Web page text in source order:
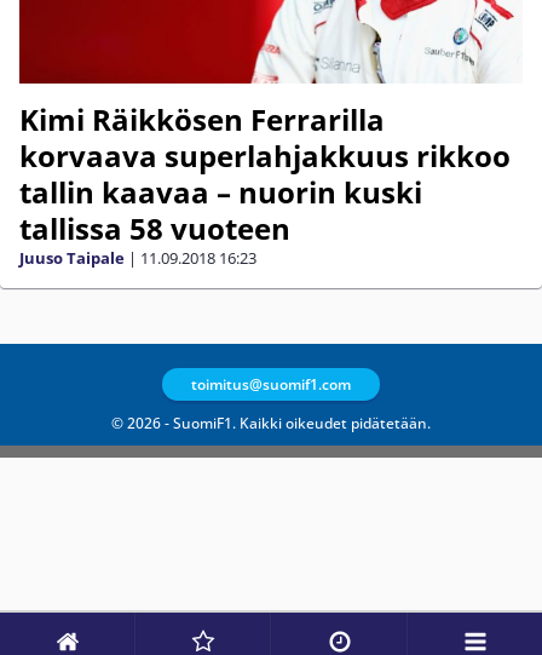
Kimi Räikkösen Ferrarilla
korvaava superlahjakkuus rikkoo
tallin kaavaa – nuorin kuski
tallissa 58 vuoteen
Juuso Taipale | 11.09.2018 16:23
© 2026 - SuomiF1. Kaikki oikeudet pidätetään.
toimitus@suomif1.com